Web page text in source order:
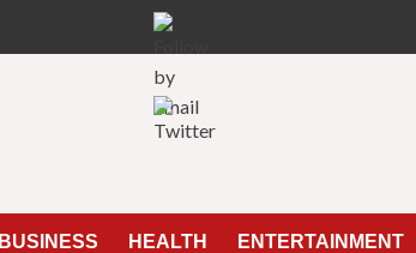
BUSINESS HEALTH ENTERTAINMENT